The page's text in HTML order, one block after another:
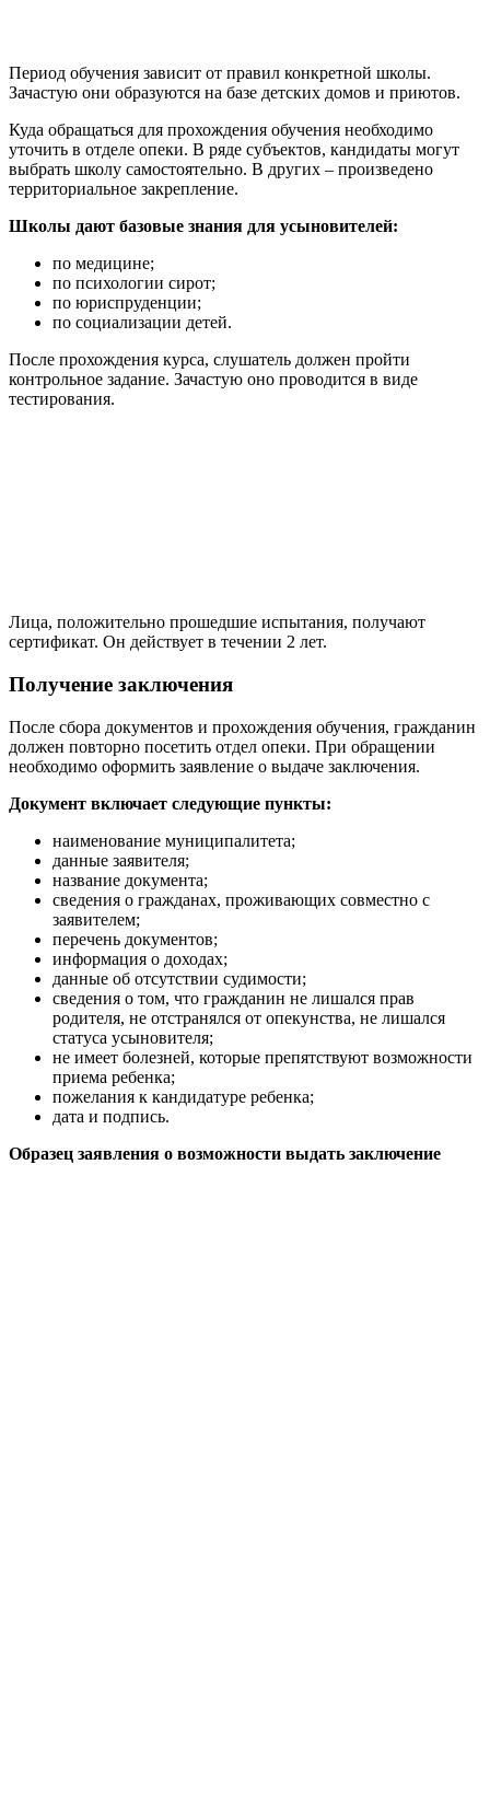
Период обучения зависит от правил конкретной школы.
Зачастую они образуются на базе детских домов и приютов.
Куда обращаться для прохождения обучения необходимо
уточить в отделе опеки. В ряде субъектов, кандидаты могут
выбрать школу самостоятельно. В других – произведено
территориальное закрепление.
Школы дают базовые знания для усыновителей:
по медицине;
по психологии сирот;
по юриспруденции;
по социализации детей.
После прохождения курса, слушатель должен пройти
контрольное задание. Зачастую оно проводится в виде
тестирования.
Лица, положительно прошедшие испытания, получают
сертификат. Он действует в течении 2 лет.
Получение заключения
После сбора документов и прохождения обучения, гражданин
должен повторно посетить отдел опеки. При обращении
необходимо оформить заявление о выдаче заключения.
Документ включает следующие пункты:
наименование муниципалитета;
данные заявителя;
название документа;
сведения о гражданах, проживающих совместно с
заявителем;
перечень документов;
информация о доходах;
данные об отсутствии судимости;
сведения о том, что гражданин не лишался прав
родителя, не отстранялся от опекунства, не лишался
статуса усыновителя;
не имеет болезней, которые препятствуют возможности
приема ребенка;
пожелания к кандидатуре ребенка;
дата и подпись.
Образец заявления о возможности выдать заключение